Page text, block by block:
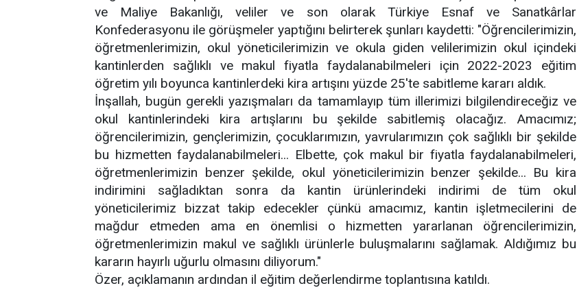
ve Maliye Bakanlığı, veliler ve son olarak Türkiye Esnaf ve Sanatkârlar
Konfederasyonu ile görüşmeler yaptığını belirterek şunları kaydetti: "Öğrencilerimizin,
öğretmenlerimizin, okul yöneticilerimizin ve okula giden velilerimizin okul içindeki
kantinlerden sağlıklı ve makul fiyatla faydalanabilmeleri için 2022-2023 eğitim
öğretim yılı boyunca kantinlerdeki kira artışını yüzde 25'te sabitleme kararı aldık.
İnşallah, bugün gerekli yazışmaları da tamamlayıp tüm illerimizi bilgilendireceğiz ve
okul kantinlerindeki kira artışlarını bu şekilde sabitlemiş olacağız. Amacımız;
öğrencilerimizin, gençlerimizin, çocuklarımızın, yavrularımızın çok sağlıklı bir şekilde
bu hizmetten faydalanabilmeleri... Elbette, çok makul bir fiyatla faydalanabilmeleri,
öğretmenlerimizin benzer şekilde, okul yöneticilerimizin benzer şekilde... Bu kira
indirimini sağladıktan sonra da kantin ürünlerindeki indirimi de tüm okul
yöneticilerimiz bizzat takip edecekler çünkü amacımız, kantin işletmecilerini de
mağdur etmeden ama en önemlisi o hizmetten yararlanan öğrencilerimizin,
öğretmenlerimizin makul ve sağlıklı ürünlerle buluşmalarını sağlamak. Aldığımız bu
kararın hayırlı uğurlu olmasını diliyorum."
Özer, açıklamanın ardından il eğitim değerlendirme toplantısına katıldı.